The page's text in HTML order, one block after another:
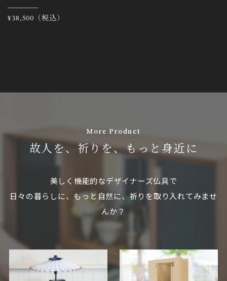
通
¥38,500（税込）
More Product
故人を、祈りを、もっと身近に
美しく機能的なデザイナーズ仏具で
日々の暮らしに、もっと自然に、祈りを取り入れてみませ
んか？